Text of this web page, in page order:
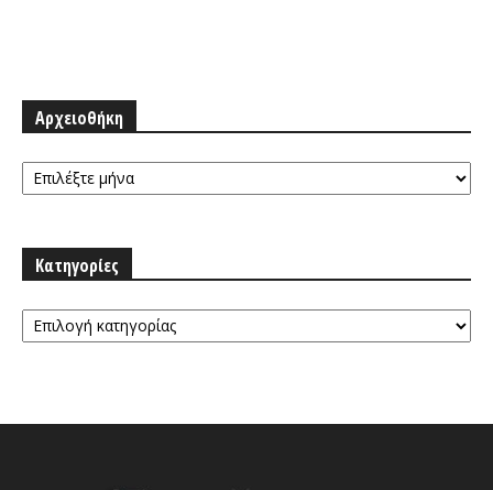
Αρχειοθήκη
Αρχειοθήκη
Κατηγορίες
Κατηγορίες